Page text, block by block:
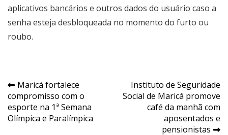
aplicativos bancários e outros dados do usuário caso a
senha esteja desbloqueada no momento do furto ou
roubo.
Navegação
de
Post
Maricá fortalece
compromisso com o
esporte na 1ª Semana
Olímpica e Paralímpica
Instituto de Seguridade
Social de Maricá promove
café da manhã com
aposentados e
pensionistas